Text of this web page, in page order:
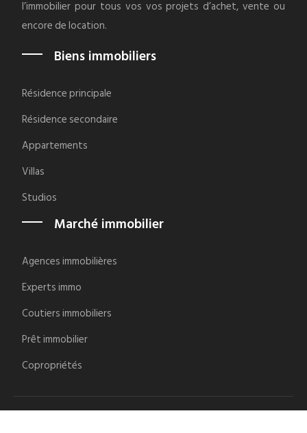
l’immobilier pour tous vos vos projets d’achet, vente ou
encore de location.
Biens immobiliers
Résidence principale
Résidence secondaire
Appartements
Villas
Studios
Marché immobilier
Agences immobilières
Experts immo
Coutiers immobiliers
Prêt immobilier
Copropriétés